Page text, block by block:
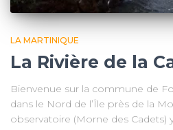
LA MARTINIQUE
La Rivière de la
Bienvenue sur la commune de
dans le Nord de l’Île près de la
observatoire (Morne des